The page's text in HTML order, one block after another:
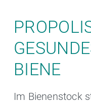
BIENE
Im Bienenstock